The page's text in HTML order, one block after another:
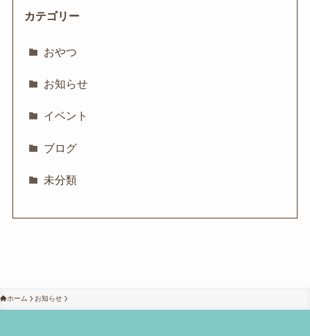
カテゴリー
おやつ
お知らせ
イベント
ブログ
未分類
ホーム お知らせ